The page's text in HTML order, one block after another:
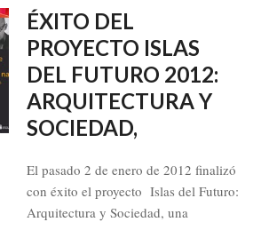
ÉXITO DEL
PROYECTO ISLAS
DEL FUTURO 2012:
ARQUITECTURA Y
SOCIEDAD,
El pasado 2 de enero de 2012 finalizó
con éxito el proyecto Islas del Futuro:
Arquitectura y Sociedad, una